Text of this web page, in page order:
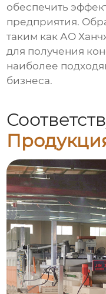
обеспечить
предприятия.
таким как АО
для получения
наиболее
бизнеса.